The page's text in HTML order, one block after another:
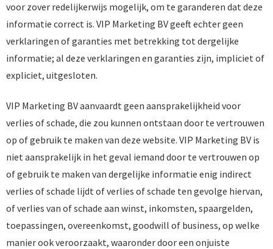
voor zover redelijkerwijs mogelijk, om te garanderen dat deze
informatie correct is. VIP Marketing BV geeft echter geen
verklaringen of garanties met betrekking tot dergelijke
informatie; al deze verklaringen en garanties zijn, impliciet of
expliciet, uitgesloten.
VIP Marketing BV aanvaardt geen aansprakelijkheid voor
verlies of schade, die zou kunnen ontstaan door te vertrouwen
op of gebruik te maken van deze website. VIP Marketing BV is
niet aansprakelijk in het geval iemand door te vertrouwen op
of gebruik te maken van dergelijke informatie enig indirect
verlies of schade lijdt of verlies of schade ten gevolge hiervan,
of verlies van of schade aan winst, inkomsten, spaargelden,
toepassingen, overeenkomst, goodwill of business, op welke
manier ook veroorzaakt, waaronder door een onjuiste